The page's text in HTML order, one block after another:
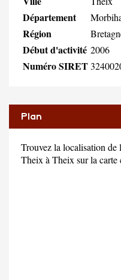
Département
Région
Début d'activité 2006
Numéro SIRET
Plan
Trouvez la localisation
Theix à Theix sur la carte